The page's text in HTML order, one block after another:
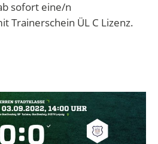
sofort eine/n
Trainerschein ÜL C Lizenz.